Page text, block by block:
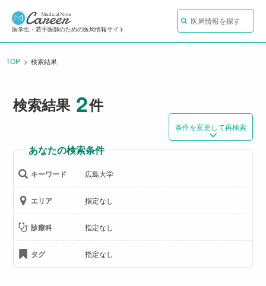
医学生・若手医師のための医局情報サイト
医局情報を探す
TOP CURRENT:
検索結果
検索結果 2件
条件を変更して再検索
あなたの検索条件
キーワード 広島大学
エリア 指定なし
診療科 指定なし
タグ 指定なし